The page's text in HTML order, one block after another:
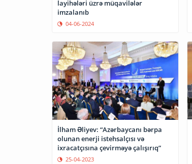
layihələri üzrə müqavilələr
imzalanıb
04-06-2024
İlham Əliyev: “Azərbaycanı bərpa
olunan enerji istehsalçısı və
ixracatçısına çevirməyə çalışırıq”
25-04-2023